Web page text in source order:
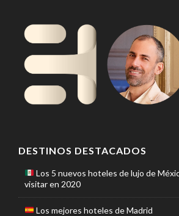
DESTINOS DESTACADOS
Los 5 nuevos hoteles de lujo de
visitar en 2020
Los mejores hoteles de Madrid